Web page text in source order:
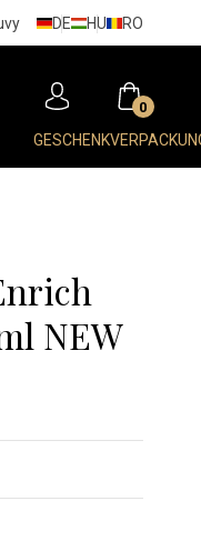
DE HU RO
0
NEW